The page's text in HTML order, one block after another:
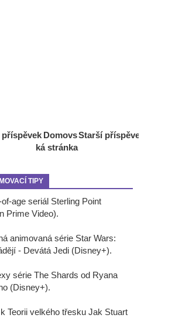
příspěvek Starší příspěvek
Domovs
ká stránka
TIPY
age seriál Sterling Point
Prime Video).
animovaná série Star Wars:
- Devátá Jedi (Disney+).
série The Shards od Ryana
(Disney+).
Teorii velkého třesku Jak Stuart